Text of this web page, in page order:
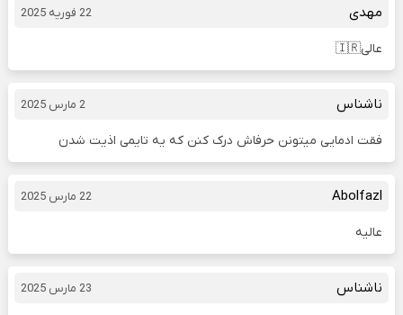
مهدی 22 فوریه 2025
عالی🇮🇷
ناشناس 2 مارس 2025
فقت ادمایی میتونن حرفاش درک کنن که یه تایمی اذیت شدن
Abolfazl 22 مارس 2025
عالیه
ناشناس 23 مارس 2025